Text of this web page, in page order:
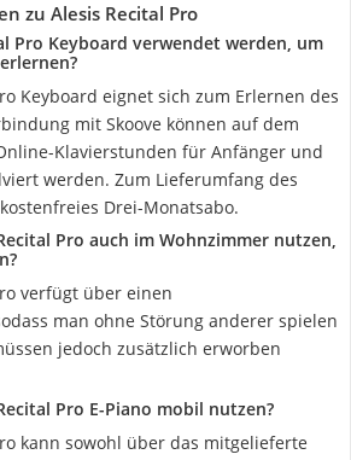
zu Alesis Recital Pro
Pro Keyboard verwendet werden, um
Keyboard eignet sich zum Erlernen des
mit Skoove können auf dem
Klavierstunden für Anfänger und
werden. Zum Lieferumfang des
Drei-Monatsabo.
Pro auch im Wohnzimmer nutzen,
verfügt über einen
man ohne Störung anderer spielen
jedoch zusätzlich erworben
Pro E-Piano mobil nutzen?
kann sowohl über das mitgelieferte